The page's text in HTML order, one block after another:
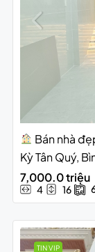
Bán nhà
Kỳ Tân Quý,
7,000.0 triệu
4 16
TIN VIP